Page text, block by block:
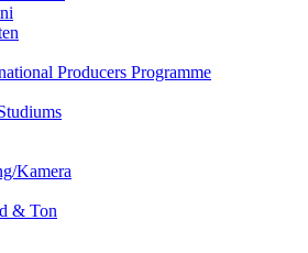
Pro­du­cers Pro­gram­me
​​Kamera
& Ton